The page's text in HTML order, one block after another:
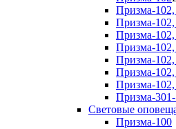
Призма-102,
Призма-102,
Призма-102,
Призма-102,
Призма-102,
Призма-102,
Призма-102,
Призма-
Световые
Призма-100